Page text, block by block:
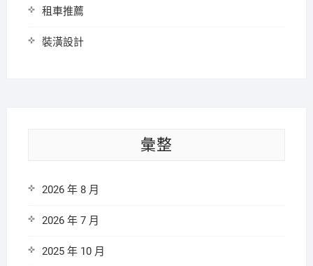
租車推薦
裝潢設計
彙整
2026 年 8 月
2026 年 7 月
2025 年 10 月